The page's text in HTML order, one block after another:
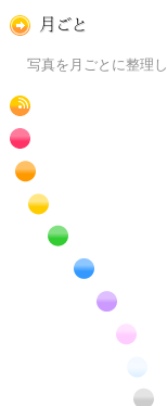
写真を月ごとに整理し
RSS
赤色の花のフリー写真素
橙色の花のフリー写真素
黄色の花のフリー写真素
緑色の花のフリー写真素
青色の花のフリー写真素
紫色の花のフリー写真素
白色の花のフリー写真素